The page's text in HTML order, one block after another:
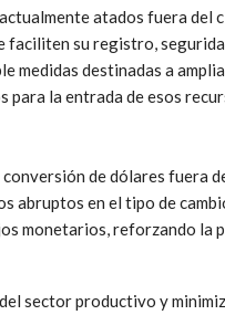
atados fuera del
faciliten su registro,
medidas destinadas a
la entrada de esos
de dólares fuera
en el tipo de
monetarios, reforzando la
sector productivo y